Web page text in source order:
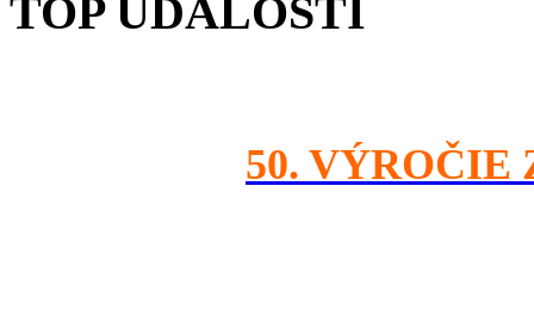
TOP UDALOSTI
50. VÝROČIE